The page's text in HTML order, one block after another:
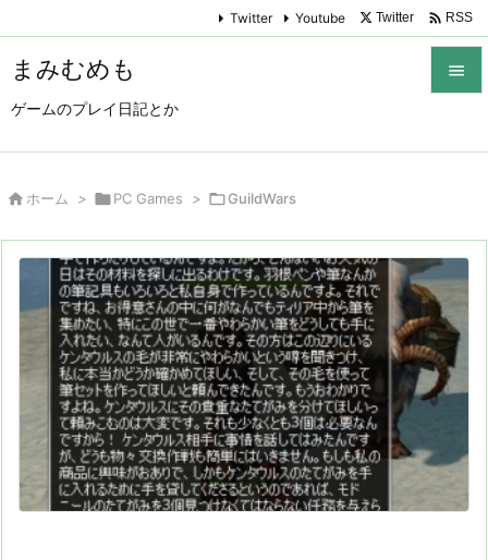
まみむめも
ゲームのプレイ日記とか



検索
Twitter Youtube Twitter  RSS
 ホーム > PC Games > GuildWars